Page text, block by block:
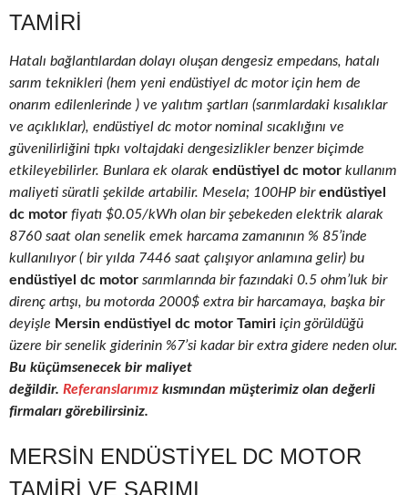
TAMIRI
Hatalı bağlantılardan dolayı oluşan dengesiz empedans, hatalı
sarım teknikleri (hem yeni endüstiyel dc motor için hem de
onarım edilenlerinde ) ve yalıtım şartları (sarımlardaki kısalıklar
ve açıklıklar), endüstiyel dc motor nominal sıcaklığını ve
güvenilirliğini tıpkı voltajdaki dengesizlikler benzer biçimde
etkileyebilirler. Bunlara ek olarak endüstiyel dc motor kullanım
maliyeti süratli şekilde artabilir. Mesela; 100HP birendüstiyel
dc motor fiyatı $0.05/kWh olan bir şebekeden elektrik alarak
8760 saat olan senelik emek harcama zamanının % 85’inde
kullanılıyor ( bir yılda 7446 saat çalışıyor anlamına gelir) bu
endüstiyel dc motor sarımlarında bir fazındaki 0.5 ohm’luk bir
direnç artışı, bu motorda 2000$ extra bir harcamaya, başka bir
deyişle Mersin endüstiyel dc motor Tamiri için görüldüğü
üzere bir senelik giderinin %7’si kadar bir extra gidere neden olur.
Bu küçümsenecek bir maliyet
değildir. Referanslarımız kısmından müşterimiz olan değerli
firmaları görebilirsiniz.
MERSIN ENDÜSTIYEL DC MOTOR
TAMIRI VE SARIMI